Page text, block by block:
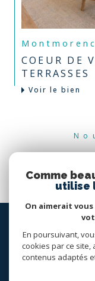
COEUR DE
TERRASSES
Voir le bien
Comme
utilise
On aimerait
En poursuivant,
cookies par ce
contenus adaptés